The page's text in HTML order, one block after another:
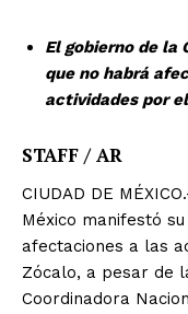
El gobierno de la
que no habrá
actividades por
STAFF / AR
CIUDAD DE
México manifestó
afectaciones a las
Zócalo, a pesar de
Coordinadora